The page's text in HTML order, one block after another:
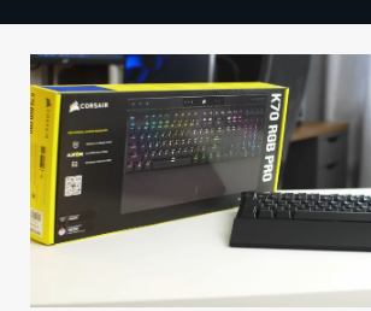
TECHBBS
TIETOA
HINTA.FI
KAUPPA
VAIHDA TEEMA